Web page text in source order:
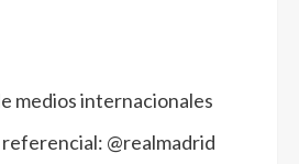
medios internacionales
@realmadrid